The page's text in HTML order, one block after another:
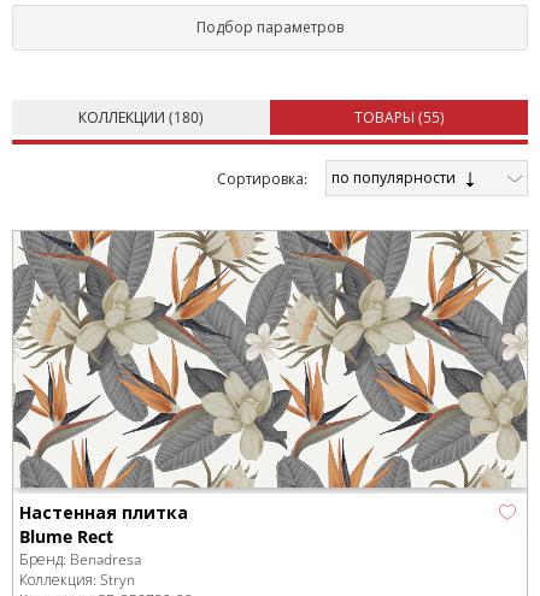
Подбор параметров
КОЛЛЕКЦИИ (180) ТОВАРЫ (55)
Cортировка: по популярности
Настенная плитка
Blume Rect
Бренд: Benadresa
Коллекция: Stryn